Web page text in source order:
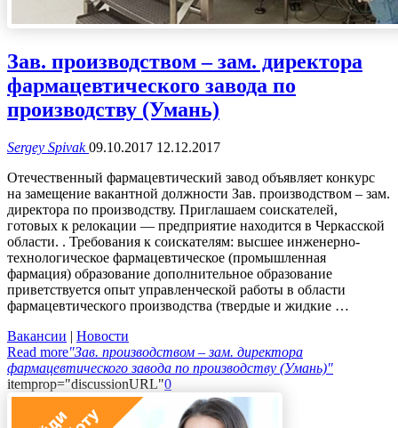
Зав. производством – зам. директора
фармацевтического завода по
производству (Умань)
Sergey Spivak 09.10.2017 12.12.2017
Отечественный фармацевтический завод объявляет конкурс
на замещение вакантной должности Зав. производством – зам.
директора по производству. Приглашаем соискателей,
готовых к релокации — предприятие находится в Черкасской
области. . Требования к соискателям: высшее инженерно-
технологическое фармацевтическое (промышленная
фармация) образование дополнительное образование
приветствуется опыт управленческой работы в области
фармацевтического производства (твердые и жидкие …
Вакансии | Новости
Read more"Зав. производством – зам. директора
фармацевтического завода по производству (Умань)"
itemprop="discussionURL"0